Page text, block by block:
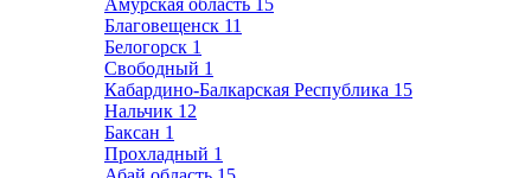
Амурская область 15
Благовещенск 11
Белогорск 1
Свободный 1
Кабардино-Балкарская Республика 15
Нальчик 12
Баксан 1
Прохладный 1